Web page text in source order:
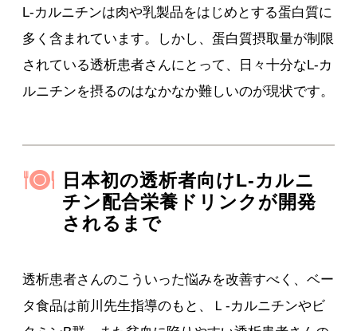
L-カルニチンは肉や乳製品をはじめとする蛋白質に
多く含まれています。しかし、蛋白質摂取量が制限
されている透析患者さんにとって、日々十分なL-カ
ルニチンを摂るのはなかなか難しいのが現状です。
日本初の透析者向けL-カルニ
チン配合栄養ドリンクが開発
されるまで
透析患者さんのこういった悩みを改善すべく、ベー
タ食品は前川先生指導のもと、Ｌ‐カルニチンやビ